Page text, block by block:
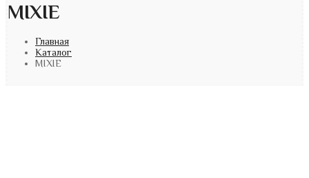
MIXIE
Главная
Каталог
MIXIE